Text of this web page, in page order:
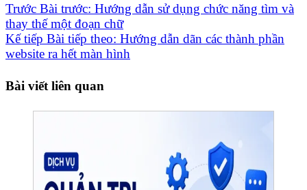
Trước Bài trước: Hướng dẫn sử dụng chức năng tìm và
thay thế một đoạn chữ
Kế tiếp Bài tiếp theo: Hướng dẫn dãn các thành phần
website ra hết màn hình
Bài viết liên quan